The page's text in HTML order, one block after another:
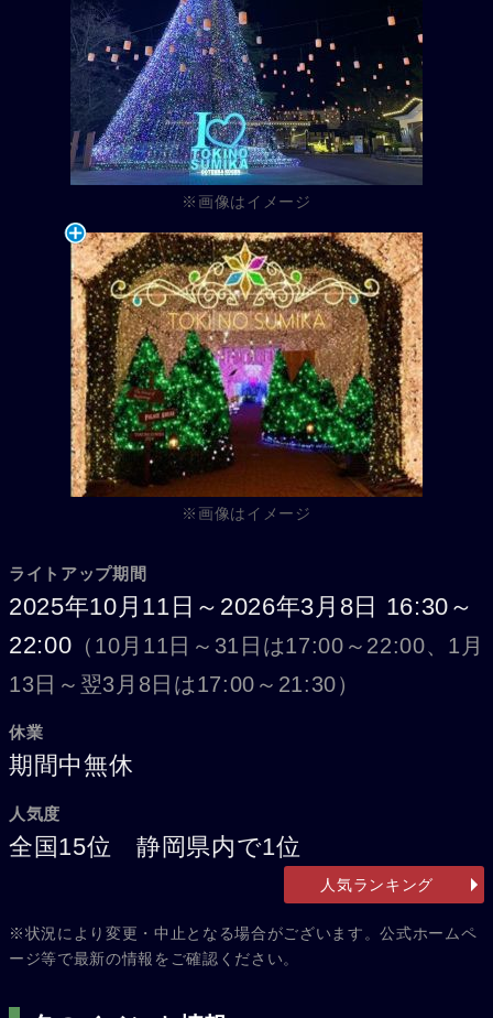
※画像はイメージ
※画像はイメージ
ライトアップ期間
2025年10月11日～2026年3月8日 16:30～
22:00 （10月11日～31日は17:00～22:00、1月
13日～翌3月8日は17:00～21:30）
休業
期間中無休
人気度
全国15位 静岡県内で1位
人気ランキング
※状況により変更・中止となる場合がございます。公式ホームペ
ージ等で最新の情報をご確認ください。